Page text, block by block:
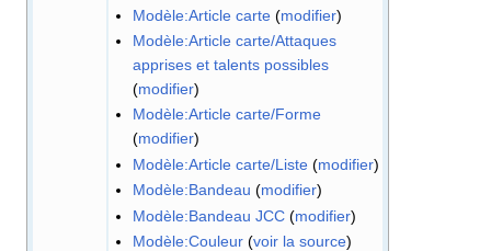
Modèle:Article carte (modifier)
Modèle:Article carte/Attaques
apprises et talents possibles
(modifier)
Modèle:Article carte/Forme
(modifier)
Modèle:Article carte/Liste (modifier)
Modèle:Bandeau (modifier)
Modèle:Bandeau JCC (modifier)
Modèle:Couleur (voir la source)